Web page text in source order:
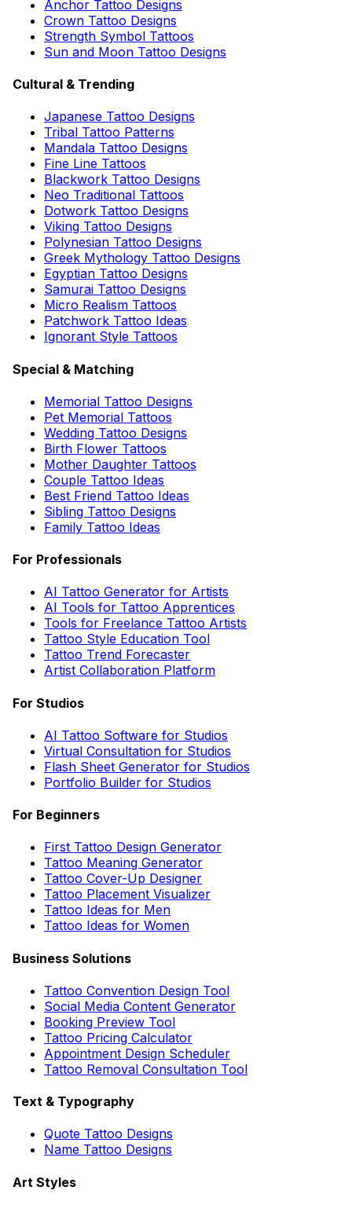
Anchor Tattoo Designs
Crown Tattoo Designs
Strength Symbol Tattoos
Sun and Moon Tattoo Designs
Cultural & Trending
Japanese Tattoo Designs
Tribal Tattoo Patterns
Mandala Tattoo Designs
Fine Line Tattoos
Blackwork Tattoo Designs
Neo Traditional Tattoos
Dotwork Tattoo Designs
Viking Tattoo Designs
Polynesian Tattoo Designs
Greek Mythology Tattoo Designs
Egyptian Tattoo Designs
Samurai Tattoo Designs
Micro Realism Tattoos
Patchwork Tattoo Ideas
Ignorant Style Tattoos
Special & Matching
Memorial Tattoo Designs
Pet Memorial Tattoos
Wedding Tattoo Designs
Birth Flower Tattoos
Mother Daughter Tattoos
Couple Tattoo Ideas
Best Friend Tattoo Ideas
Sibling Tattoo Designs
Family Tattoo Ideas
For Professionals
AI Tattoo Generator for Artists
AI Tools for Tattoo Apprentices
Tools for Freelance Tattoo Artists
Tattoo Style Education Tool
Tattoo Trend Forecaster
Artist Collaboration Platform
For Studios
AI Tattoo Software for Studios
Virtual Consultation for Studios
Flash Sheet Generator for Studios
Portfolio Builder for Studios
For Beginners
First Tattoo Design Generator
Tattoo Meaning Generator
Tattoo Cover-Up Designer
Tattoo Placement Visualizer
Tattoo Ideas for Men
Tattoo Ideas for Women
Business Solutions
Tattoo Convention Design Tool
Social Media Content Generator
Booking Preview Tool
Tattoo Pricing Calculator
Appointment Design Scheduler
Tattoo Removal Consultation Tool
Text & Typography
Quote Tattoo Designs
Name Tattoo Designs
Art Styles